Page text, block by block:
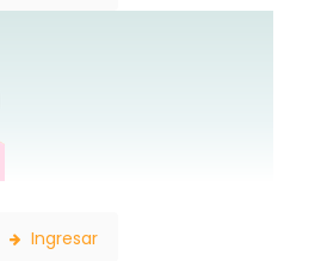
Ingresar